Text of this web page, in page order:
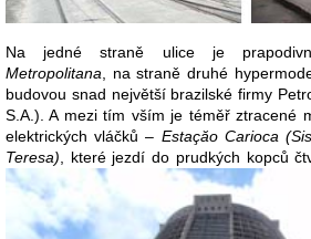
Na jedné straně ulice je
Metropolitana , na straně druhé
budovou snad největší brazilské firmy
S.A.). A mezi tím vším je téměř ztracené
elektrických vláčků – Estaçăo Carioca
Teresa)
které jezdí do prudkých kopců